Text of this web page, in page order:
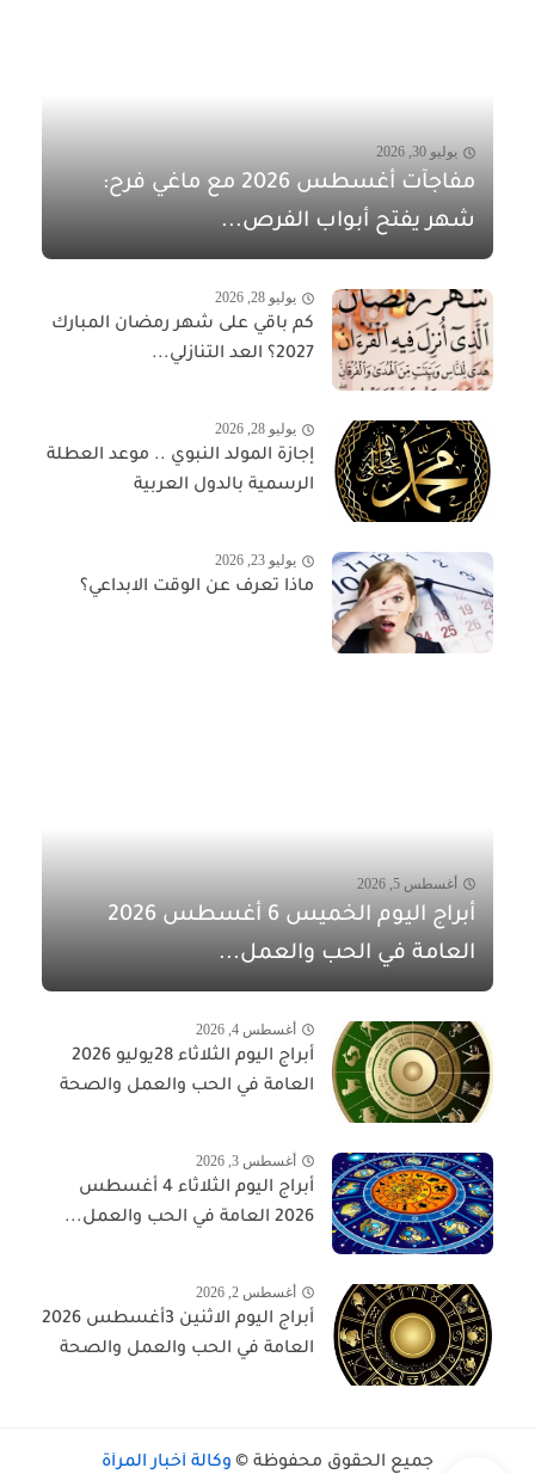
يوليو 30, 2026
مفاجآت أغسطس 2026 مع ماغي فرح:
شهر يفتح أبواب الفرص...
يوليو 28, 2026
كم باقي على شهر رمضان المبارك
2027؟ العد التنازلي...
يوليو 28, 2026
إجازة المولد النبوي .. موعد العطلة
الرسمية بالدول العربية
يوليو 23, 2026
ماذا تعرف عن الوقت الابداعي؟
أغسطس 5, 2026
أبراج اليوم الخميس 6 أغسطس 2026
العامة في الحب والعمل...
أغسطس 4, 2026
أبراج اليوم الثلاثاء 28يوليو 2026
العامة في الحب والعمل والصحة
أغسطس 3, 2026
أبراج اليوم الثلاثاء 4 أغسطس
2026 العامة في الحب والعمل...
أغسطس 2, 2026
أبراج اليوم الاثنين 3أغسطس 2026
العامة في الحب والعمل والصحة
جميع الحقوق محفوظة © وكالة أخبار المرأة